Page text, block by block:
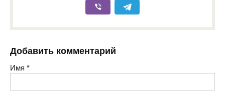
Добавить комментарий
Имя *